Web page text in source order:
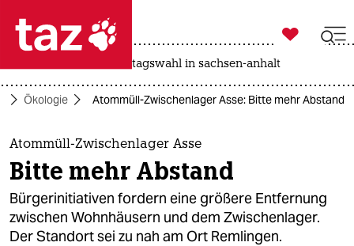
 taz zahl ich
taz zahl ich
themen
politik
öko

taz zahl ich
landtagswahl in sachsen-anhalt
Ökologie Atommüll-Zwischenlager Asse: Bitte mehr Abstand
Atommüll-Zwischenlager Asse
Bitte mehr Abstand
Bürgerinitiativen fordern eine größere Entfernung
zwischen Wohnhäusern und dem Zwischenlager.
Der Standort sei zu nah am Ort Remlingen.